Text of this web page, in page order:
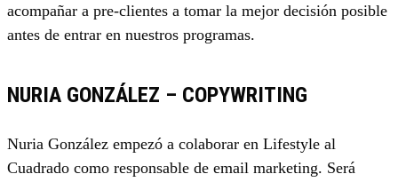
acompañar a pre-clientes a tomar la mejor decisión posible
antes de entrar en nuestros programas.
NURIA GONZÁLEZ – COPYWRITING
Nuria González empezó a colaborar en Lifestyle al
Cuadrado como responsable de email marketing. Será